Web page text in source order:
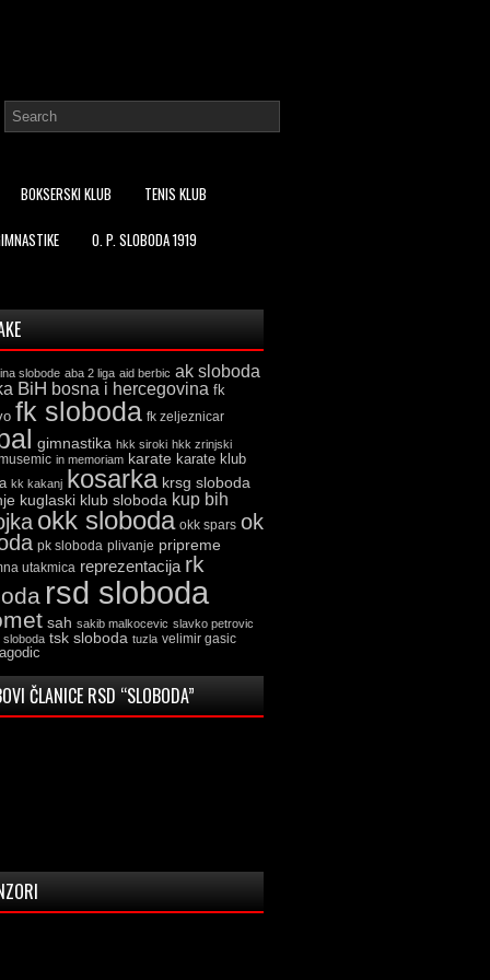
BOKSERSKI KLUB TENIS KLUB
O. P. SLOBODA 1919
slobode aba 2 liga aid berbic ak sloboda
BiH bosna i hercegovina fk
fk sloboda fk zeljeznicar
gimnastika hkk siroki hkk zrinjski
in memoriam karate karate klub
kk kakanj kosarka krsg sloboda
kuglaski klub sloboda kup bih
okk sloboda okk spars ok
pk sloboda plivanje pripreme
utakmica reprezentacija rk
rsd sloboda
sah sakib malkocevic slavko petrovic
sloboda tsk sloboda tuzla velimir gasic
ČLANICE RSD “SLOBODA”